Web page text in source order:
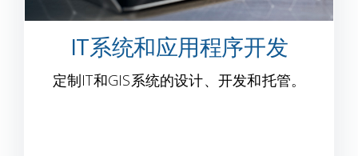
IT系统和应用程序开发
定制IT和GIS系统的设计、开发和托管。